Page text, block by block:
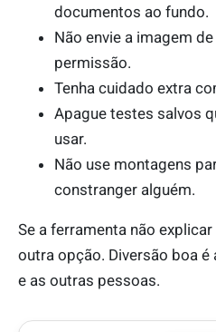
documentos ao fundo.
Não envie a imagem
permissão.
Tenha cuidado extra
Apague testes salvos
usar.
Não use montagens
constranger alguém.
Se a ferramenta não
outra opção. Diversão boa
e as outras pessoas.